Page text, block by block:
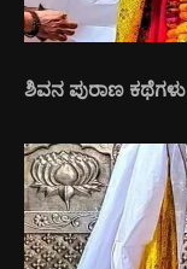
ಶಿವನ ಪುರಾಣ ಕಥೆಗಳು